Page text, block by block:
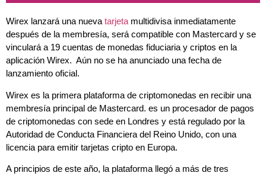
Wirex lanzará una nueva tarjeta multidivisa inmediatamente
después de la membresía, será compatible con Mastercard y se
vinculará a 19 cuentas de monedas fiduciaria y criptos en la
aplicación Wirex. Aún no se ha anunciado una fecha de
lanzamiento oficial.
Wirex es la primera plataforma de criptomonedas en recibir una
membresía principal de Mastercard. es un procesador de pagos
de criptomonedas con sede en Londres y está regulado por la
Autoridad de Conducta Financiera del Reino Unido, con una
licencia para emitir tarjetas cripto en Europa.
A principios de este año, la plataforma llegó a más de tres